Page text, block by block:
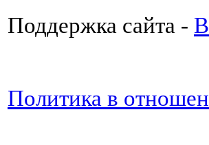
Поддержка сайта -
Политика в